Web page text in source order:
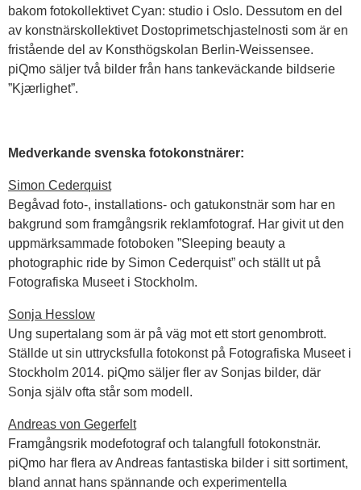
bakom fotokollektivet Cyan: studio i Oslo. Dessutom en del
av konstnärskollektivet Dostoprimetschjastelnosti som är en
fristående del av Konsthögskolan Berlin-Weissensee.
piQmo säljer två bilder från hans tankeväckande bildserie
”Kjærlighet”.
Medverkande svenska fotokonstnärer:
Simon Cederquist
Begåvad foto-, installations- och gatukonstnär som har en
bakgrund som framgångsrik reklamfotograf. Har givit ut den
uppmärksammade fotoboken ”Sleeping beauty a
photographic ride by Simon Cederquist” och ställt ut på
Fotografiska Museet i Stockholm.
Sonja Hesslow
Ung supertalang som är på väg mot ett stort genombrott.
Ställde ut sin uttrycksfulla fotokonst på Fotografiska Museet i
Stockholm 2014. piQmo säljer fler av Sonjas bilder, där
Sonja själv ofta står som modell.
Andreas von Gegerfelt
Framgångsrik modefotograf och talangfull fotokonstnär.
piQmo har flera av Andreas fantastiska bilder i sitt sortiment,
bland annat hans spännande och experimentella